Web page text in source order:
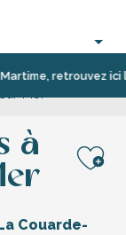
retrouvez ici
à
Couarde-